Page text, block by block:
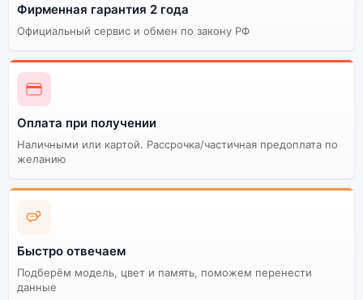
Фирменная гарантия 2 года
Официальный сервис и обмен по закону РФ
Оплата при получении
Наличными или картой. Рассрочка/частичная предоплата по
желанию
Быстро отвечаем
Подберём модель, цвет и память, поможем перенести
данные